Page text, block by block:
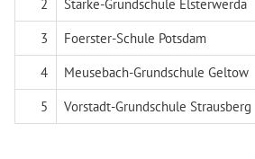
2
Starke-Grundschule Elsterwerda
3
Foerster-Schule Potsdam
4
Meusebach-Grundschule Geltow
5
Vorstadt-Grundschule Strausberg